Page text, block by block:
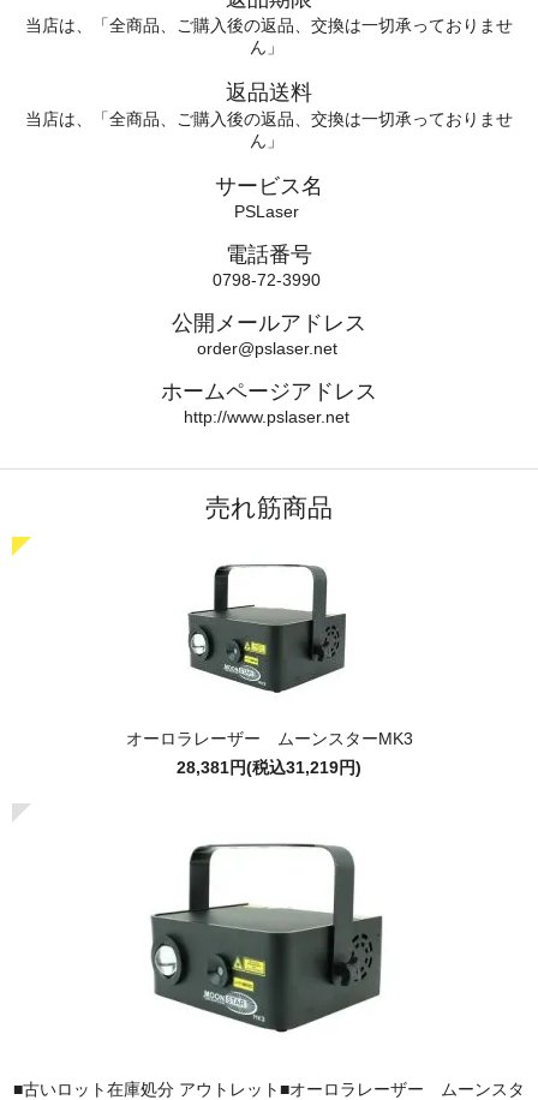
当店は、「全商品、ご購入後の返品、交換は一切承っておりませ
ん」
返品送料
当店は、「全商品、ご購入後の返品、交換は一切承っておりませ
ん」
サービス名
PSLaser
電話番号
0798-72-3990
公開メールアドレス
order@pslaser.net
ホームページアドレス
http://www.pslaser.net
売れ筋商品
オーロラレーザー ムーンスターMK3
28,381円(税込31,219円)
■古いロット在庫処分 アウトレット■オーロラレーザー ムーンスタ